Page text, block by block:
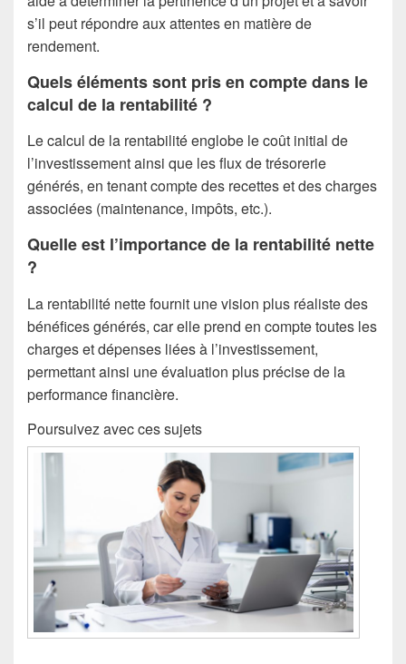
s’il peut répondre aux attentes en matière de
rendement.
Quels éléments sont pris en compte dans le
calcul de la rentabilité ?
Le calcul de la rentabilité englobe le coût initial de
l’investissement ainsi que les flux de trésorerie
générés, en tenant compte des recettes et des charges
associées (maintenance, impôts, etc.).
Quelle est l’importance de la rentabilité nette
?
La rentabilité nette fournit une vision plus réaliste des
bénéfices générés, car elle prend en compte toutes les
charges et dépenses liées à l’investissement,
permettant ainsi une évaluation plus précise de la
performance financière.
Poursuivez avec ces sujets